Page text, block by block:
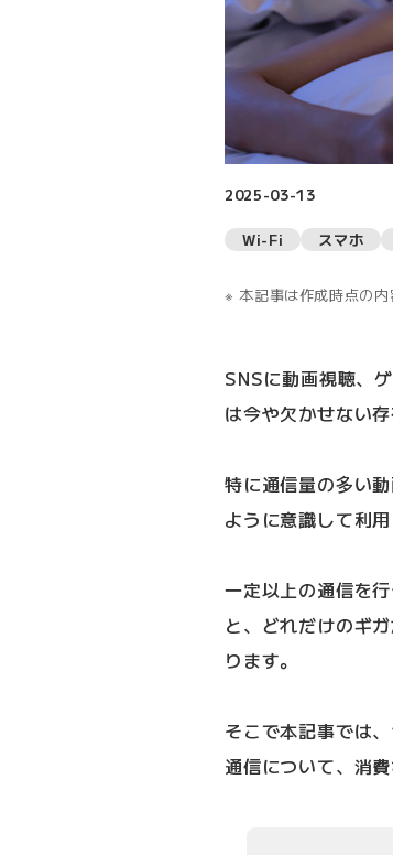
2025-03-13
Wi-Fi スマホ
本記事は作成時点の内
SNSに動画視聴、
は今や欠かせない存
特に通信量の多い
ように意識して利
一定以上の通信を
と、どれだけのギ
ります。
そこで本記事では
通信について、消